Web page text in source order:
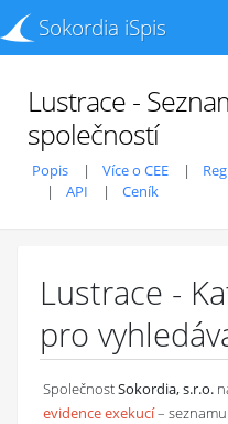
Sokordia iSpis
Lustrace -
společností
Popis Více o CEE
API
Ceník
Lustrace -
pro
SpolečnostSokordia, s.r.o.
evidence exekucí–